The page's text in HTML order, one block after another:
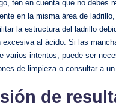
ten en cuenta que no debes
en la misma área de
la estructura del ladrillo
excesiva al ácido. Si las
varios intentos, puede ser
de limpieza o consultar a un
de